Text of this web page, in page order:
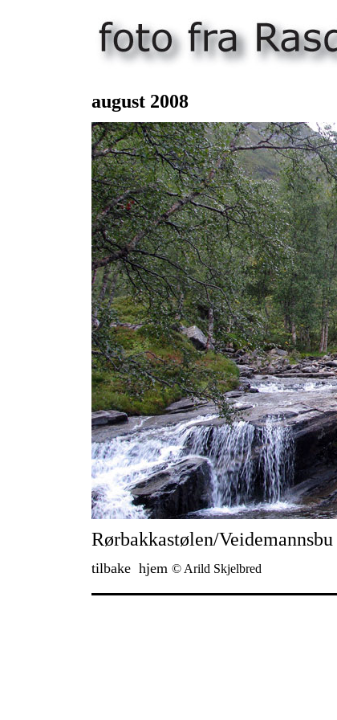
august 2008
Rørbakkastølen/Veidemannsbu
tilbake hjem © Arild Skjelbred